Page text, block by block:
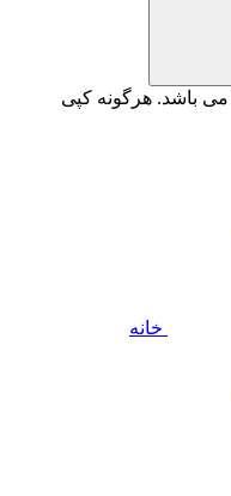
باشد. هرگونه کپی
خانه